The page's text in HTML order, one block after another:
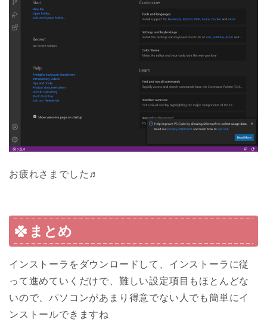
お疲れさまでした♬
まとめ
インストーラをダウンロードして、インストーラに従
って進めていくだけで、難しい設定項目もほとんどな
いので、パソコンがあまり得意でない人でも簡単にイ
ンストールできますね